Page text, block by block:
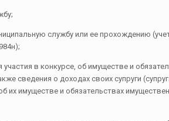
службу или ее прохождению
в конкурсе, об имуществе и
сведения о доходах своих супруги
имуществе и обязательствах